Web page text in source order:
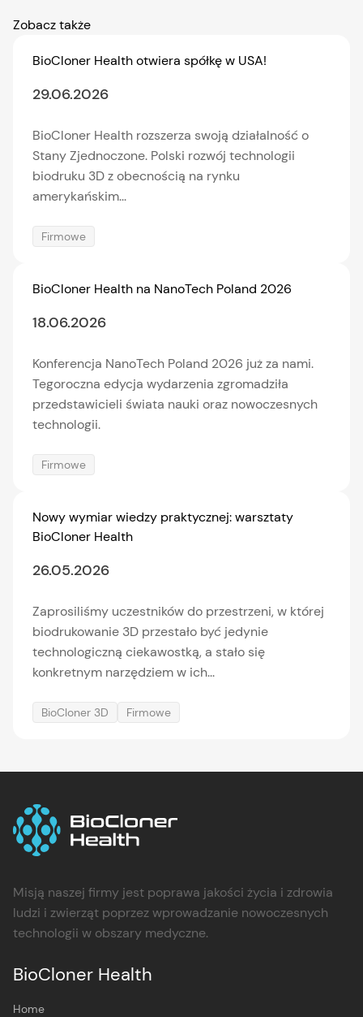
Zobacz także
BioCloner Health otwiera spółkę w USA!
29.06.2026
BioCloner Health rozszerza swoją działalność o
Stany Zjednoczone. Polski rozwój technologii
biodruku 3D z obecnością na rynku
amerykańskim...
Firmowe
BioCloner Health na NanoTech Poland 2026
18.06.2026
Konferencja NanoTech Poland 2026 już za nami.
Tegoroczna edycja wydarzenia zgromadziła
przedstawicieli świata nauki oraz nowoczesnych
technologii.
Firmowe
Nowy wymiar wiedzy praktycznej: warsztaty
BioCloner Health
26.05.2026
Zaprosiliśmy uczestników do przestrzeni, w której
biodrukowanie 3D przestało być jedynie
technologiczną ciekawostką, a stało się
konkretnym narzędziem w ich...
BioCloner 3D Firmowe
Misją naszej firmy jest poprawa jakości życia i zdrowia
ludzi i zwierząt poprzez wprowadzanie nowoczesnych
technologii w obszary medyczne.
BioCloner Health
Home